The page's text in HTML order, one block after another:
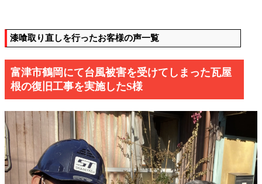
漆喰取り直しを行ったお客様の声一覧
富津市鶴岡にて台風被害を受けてしまった瓦屋
根の復旧工事を実施したS様